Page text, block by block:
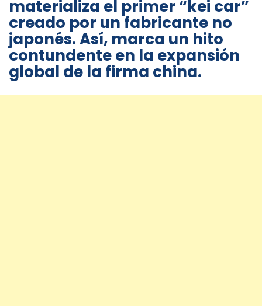
materializa el primer “kei car”
creado por un fabricante no
japonés. Así, marca un hito
contundente en la expansión
global de la firma china.